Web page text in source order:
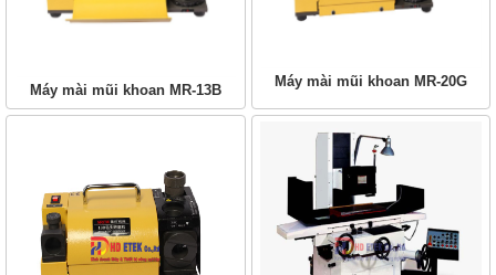
Máy mài mũi khoan MR-13B
Máy mài mũi khoan MR-20G